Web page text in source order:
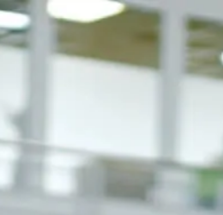
pozice
v managem
tivě